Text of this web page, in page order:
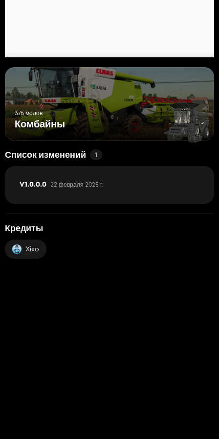
376 модов
Комбайны
Список изменений 1
V1.0.0.0 22 февраля 2025 г.
Кредиты
Xixo